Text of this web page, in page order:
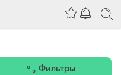
Фильтры